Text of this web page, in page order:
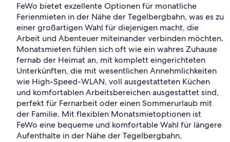
FeWo bietet exzellente Optionen für monatliche
Ferienmieten in der Nähe der Tegelbergbahn, was es zu
einer großartigen Wahl für diejenigen macht, die
Arbeit und Abenteuer miteinander verbinden möchten.
Monatsmieten fühlen sich oft wie ein wahres Zuhause
fernab der Heimat an, mit komplett eingerichteten
Unterkünften, die mit wesentlichen Annehmlichkeiten
wie High-Speed-WLAN, voll ausgestatteten Küchen
und komfortablen Arbeitsbereichen ausgestattet sind,
perfekt für Fernarbeit oder einen Sommerurlaub mit
der Familie. Mit flexiblen Monatsmietoptionen ist
FeWo eine bequeme und komfortable Wahl für längere
Aufenthalte in der Nähe der Tegelbergbahn.